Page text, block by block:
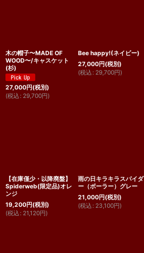
木の帽子〜MADE OF
WOOD〜/キャスケット
(杉)
27,000円(税別)
(税込 : 29,700円)
Bee happy!(ネイビー)
27,000円(税別)
(税込 : 29,700円)
【在庫僅少・以降廃盤】
Spiderweb(限定品)オレ
ンジ
19,200円(税別)
(税込 : 21,120円)
雨の日キラキラスパイダ
ー（ボーラー）グレー
21,000円(税別)
(税込 : 23,100円)